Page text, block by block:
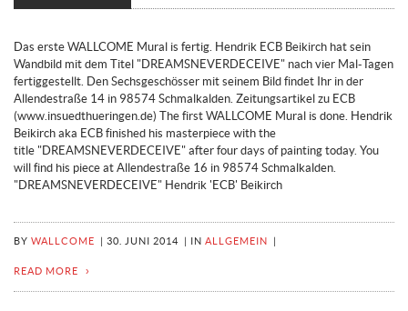
Das erste WALLCOME Mural is fertig. Hendrik ECB Beikirch hat sein
Wandbild mit dem Titel "DREAMSNEVERDECEIVE" nach vier Mal-Tagen
fertiggestellt. Den Sechsgeschösser mit seinem Bild findet Ihr in der
Allendestraße 14 in 98574 Schmalkalden. Zeitungsartikel zu ECB
(www.insuedthueringen.de) The first WALLCOME Mural is done. Hendrik
Beikirch aka ECB finished his masterpiece with the
title "DREAMSNEVERDECEIVE" after four days of painting today. You
will find his piece at Allendestraße 16 in 98574 Schmalkalden.
"DREAMSNEVERDECEIVE" Hendrik 'ECB' Beikirch
BY WALLCOME 30. JUNI 2014 IN ALLGEMEIN
READ MORE